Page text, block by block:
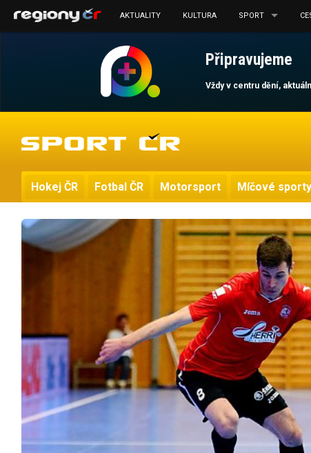
Připravujeme
Vždy v centru dění,
AKTUALITY KULTURA SPORT
Hokej ČR Fotbal ČR Motorsport Míčové sporty